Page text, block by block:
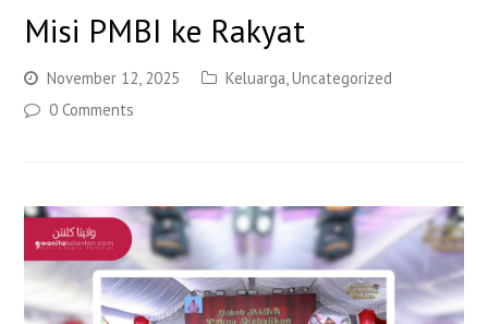
Misi PMBI ke Rakyat
November 12, 2025 Keluarga ,Uncategorized
0 Comments